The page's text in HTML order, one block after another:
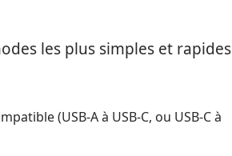
les plus simples et rapides
(USB-A à USB-C, ou USB-C à